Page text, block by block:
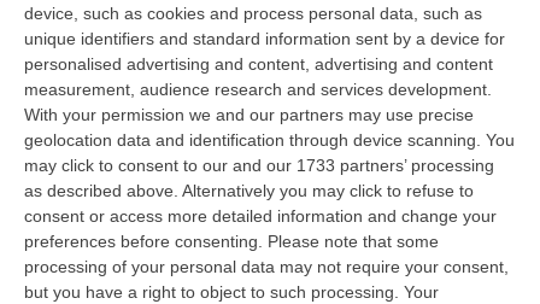
device, such as cookies and process personal data, such as
unique identifiers and standard information sent by a device for
personalised advertising and content, advertising and content
measurement, audience research and services development.
With your permission we and our partners may use precise
geolocation data and identification through device scanning. You
may click to consent to our and our 1733 partners’ processing
as described above. Alternatively you may click to refuse to
consent or access more detailed information and change your
preferences before consenting. Please note that some
processing of your personal data may not require your consent,
but you have a right to object to such processing. Your
Al Pugliese è attivo un ambulatorio per chi
sviluppa il “Long Covid”
Medici specializzati visiteranno i pazienti che
accusano le conseguenze della malattia